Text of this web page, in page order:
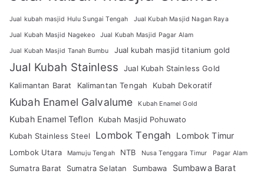
Jual kubah masjid Hulu Sungai Tengah Jual Kubah Masjid Nagan Raya
Jual Kubah Masjid Nagekeo Jual Kubah Masjid Pagar Alam
Jual Kubah Masjid Tanah Bumbu Jual kubah masjid titanium gold
Jual Kubah Stainless
Jual Kubah Stainless Gold
Kalimantan Barat
Kalimantan Tengah Kubah Dekoratif
Kubah Enamel Galvalume Kubah Enamel Gold
Kubah Enamel Teflon
Kubah Masjid Pohuwato
Kubah Stainless Steel
Lombok Tengah Lombok Timur
Lombok Utara Mamuju Tengah NTB Nusa Tenggara Timur Pagar Alam
Sumatra Barat Sumatra Selatan Sumbawa Sumbawa Barat